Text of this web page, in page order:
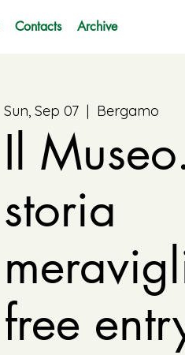
Contacts Archive
Sun, Sep 07
  |
Bergamo
Il
storia
free